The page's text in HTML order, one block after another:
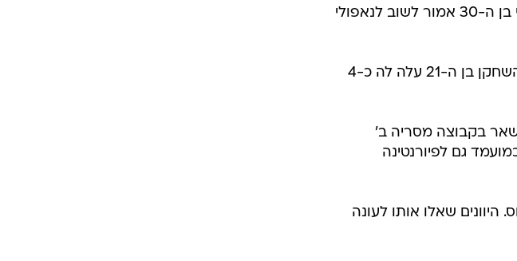
. הקולומביאני בן ה-30 אמור לשוב לנאפולי
, מפלמנגו. השחקן בן ה-21 עלה לה כ-4
יישאר בקבוצה מסריה ב'
גם לפיורנטינה
היוונים שאלו אותו לעונה